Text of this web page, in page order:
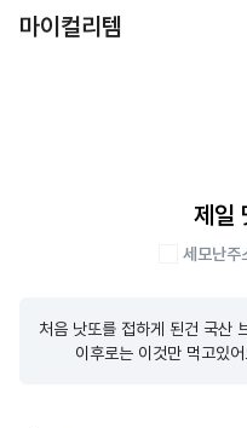
마이컬리템
제일
세모난
처음 낫또를 접하게 된건 국산
이후로는 이것만 먹고있